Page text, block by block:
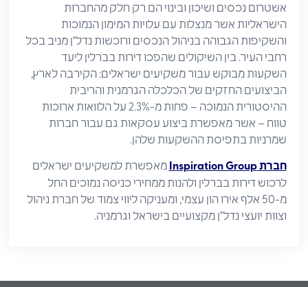
אשטרום נכסים ושיכון ובינוי הם רק חלק מהחברות
הישראליות אשר מנצלות עם עלויות המימון הנמוכות
והשקיפות הגבוהה בניהול הנכסים ורוכשות נדל"ן מניב בכל
רחבי העיר. בין השיקולים שהפכו דירות בברלין ליעד
השקעות מבוקש עבור משקיעים ישראלים: הקירבה לארץ,
הביצועים החזקים של הכלכלה הגרמנית והריבית
ההיסטורית הנמוכה – פחות מ-2.3% על הלוואות ארוכות
טווח – אשר מאפשרת ביצוע עסקאות גם עבור חברות
שמרניות בתפיסת ההשקעות שלהן.
חברת Inspiration Group
מאפשרת למשקיעים ישראלים
לרכוש דירות בברלין ולהנות ממחירי כניסה נמוכים החל
מ-50 אלף אירו הון עצמי, ומעניקה ליווי צמוד של חברת ניהול
וצוות יועצי נדל"ן מקצועיים בישראל וגרמניה.